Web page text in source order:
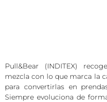
Pull&Bear (INDITEX)
mezcla con lo que marca la
para convertirlas en
Siempre evoluciona de